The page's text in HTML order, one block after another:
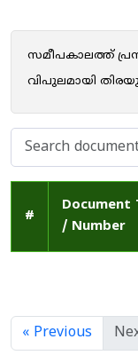
സമീപകാലത്ത്
വിപുലമായി
#
Document
/ Number
« Previous